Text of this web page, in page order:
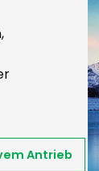
Antrieb